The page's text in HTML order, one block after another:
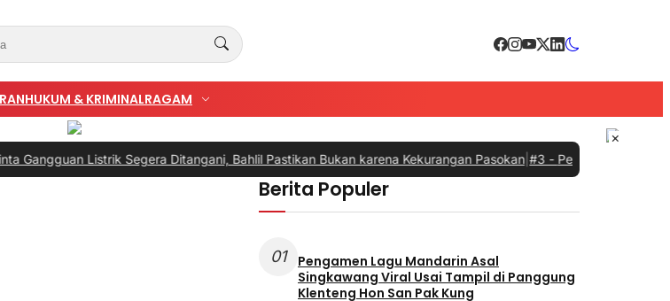
HUKUM & KRIMINALRAGAM
Listrik Segera Ditangani, Bahlil Pastikan Bukan karena Kekurangan Pasokan|#3 -Perkuat Sinergi dengan
Berita Populer
01
Pengamen Lagu Mandarin Asal
Singkawang Viral Usai Tampil di Panggung
Klenteng Hon San Pak Kung
×